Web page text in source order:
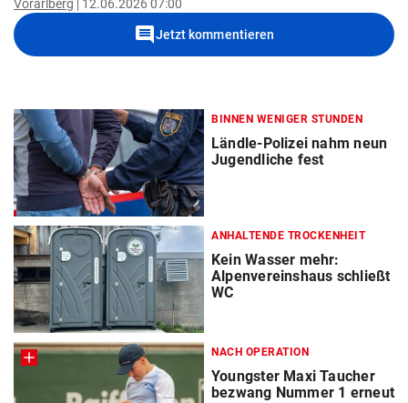
Vorarlberg 12.06.2026 07:00
commentJetzt kommentieren
BINNEN WENIGER STUNDEN
Ländle-Polizei nahm neun
Jugendliche fest
ANHALTENDE TROCKENHEIT
Kein Wasser mehr:
Alpenvereinshaus schließt
WC
NACH OPERATION
Youngster Maxi Taucher
bezwang Nummer 1 erneut